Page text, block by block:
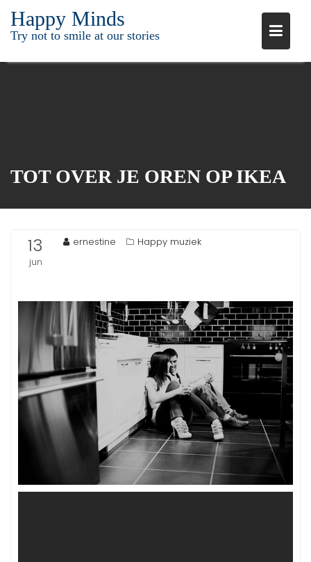
naarHappy Minds
Try not to smile at our stories
TOT OVER JE OREN OP IKEA
13
jun
ernestine Happy muziek